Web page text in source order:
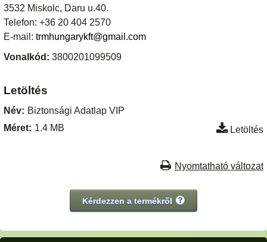
3532 Miskolc, Daru u.40.
Telefon: +36 20 404 2570
E-mail:trmhungarykft@gmail.com
Vonalkód: 3800201099509
Letöltés
Név: Biztonsági Adatlap VIP
Méret: 1.4 MB Letöltés
Nyomtatható változat
Kérdezzen a termékről